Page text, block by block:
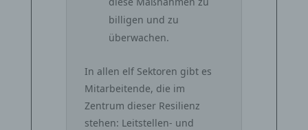
billigen und zu
überwachen.
In allen elf Sektoren gibt es
Mitarbeitende, die im
Zentrum dieser Resilienz
stehen: Leitstellen- und